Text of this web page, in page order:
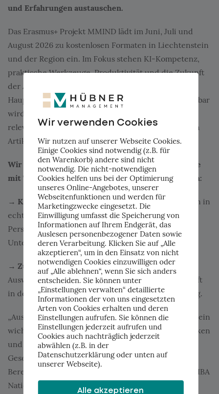
und Erfahrungen austauschen.
Das Erasmus+ Projekt MMIND lädt im Juni, Juli und
August 2026 zu kostenlosen Formaten in Liechtenstein
und der Region ein. Im Fokus stehen KI-Kompetenz,
praktische Werkzeuge, Produktivität und die Zukunft
der Arbeit. Anlass ist der 2. August 2026, ab dem der
Hauptteil der europäischen KI-Verordnung anwendbar
wird. Für Liechtenstein ist der AI Act über den EWR
relevant, und die Pflicht zur KI-Kompetenz gilt nach
Artikel 4 bereits seit Februar 2025.
Wir arbeiten mit zwei Mastermind-Gruppen, beide
mit Teilnehmern aus Liechtenstein und der Region:
→ KMU-Tools.Hier zeigen wir konkreten KI-Nutzen in
echten Anwendungsbereichen, etwa in der
Personalvermittlung. Praxisfragen aus euren
Unternehmen sind das Material.
→ Zukunft der Arbeit.Hier geht es um die
Auswirkungen von KI auf Wirtschaft und Gesellschaft
in der Region, mit Perspektiven aus der Bevölkerung.
„Aus Sicht der Nationalagentur sind solche Projekte ein
wichtiger Beitrag, um digitale Kompetenzen zu stärken
und KI verantwortungsvoll in Wirtschaft und
Gesellschaft einzusetzen”, sagt Michael Kolbe,
Bereichsleiter Erwachsenenbildung Erasmus+ der AIBA
Nationalagentur für Liechtenstein.
Wir verwenden Cookies
Wir nutzen auf unserer Webseite Cookies.
Einige Cookies sind notwendig (z.B. für
den Warenkorb) andere sind nicht
notwendig. Die nicht-notwendigen
Cookies helfen uns bei der Optimierung
unseres Online-Angebotes, unserer
Webseitenfunktionen und werden für
Marketingzwecke eingesetzt. Die
Einwilligung umfasst die Speicherung von
Informationen auf Ihrem Endgerät, das
Auslesen personenbezogener Daten sowie
deren Verarbeitung. Klicken Sie auf „Alle
akzeptieren“, um in den Einsatz von nicht
notwendigen Cookies einzuwilligen oder
auf „Alle ablehnen“, wenn Sie sich anders
entscheiden. Sie können unter
„Einstellungen verwalten“ detaillierte
Informationen der von uns eingesetzten
Arten von Cookies erhalten und deren
Einstellungen aufrufen. Sie können die
Einstellungen jederzeit aufrufen und
Cookies auch nachträglich jederzeit
abwählen (z.B. in der
Datenschutzerklärung oder unten auf
unserer Webseite).
Alle akzeptieren